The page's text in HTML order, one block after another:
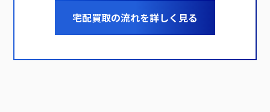
宅配買取の流れを詳しく見る